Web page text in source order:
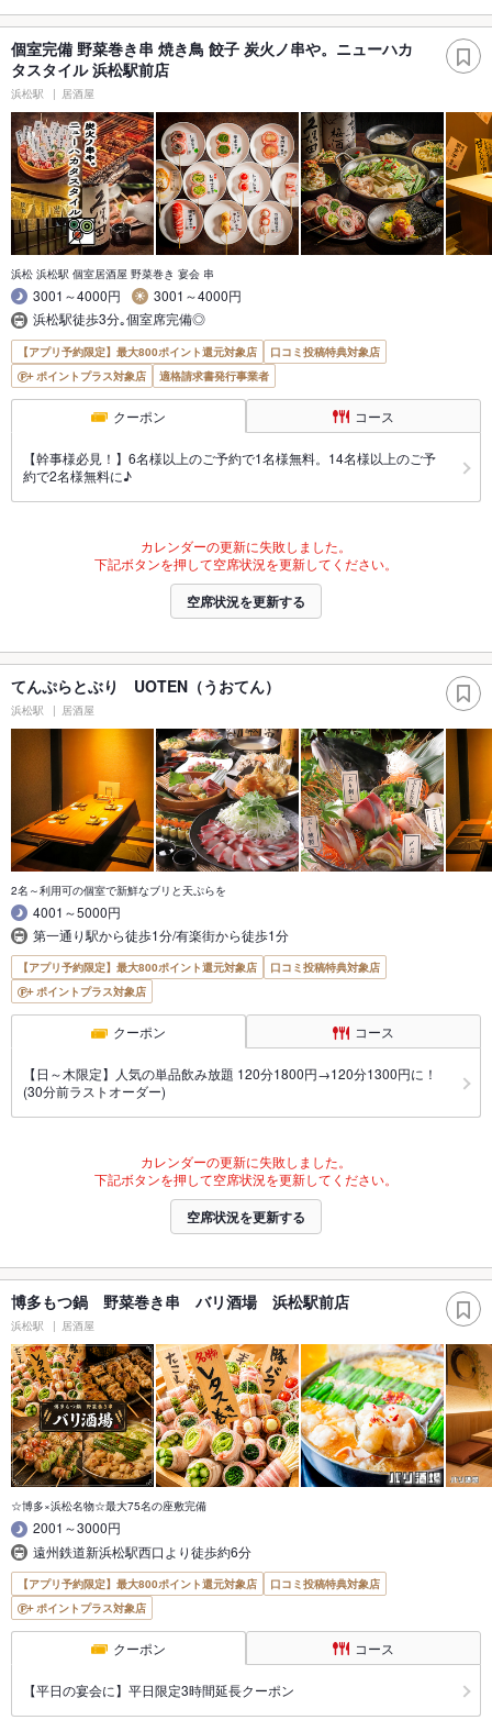
個室完備 野菜巻き串 焼き鳥 餃子 炭火ノ串や。ニューハカ
タスタイル 浜松駅前店
浜松駅 居酒屋
浜松 浜松駅 個室居酒屋 野菜巻き 宴会 串
3001～4000円
3001～4000円
浜松駅徒歩3分｡個室席完備◎
【アプリ予約限定】最大800ポイント還元対象店
口コミ投稿特典対象店
ポイントプラス対象店
適格請求書発行事業者
クーポン コース
【幹事様必見！】6名様以上のご予約で1名様無料。14名様以上のご予
約で2名様無料に♪
カレンダーの更新に失敗しました。
下記ボタンを押して空席状況を更新してください。
空席状況を更新する
てんぷらとぶり UOTEN（うおてん）
浜松駅 居酒屋
2名～利用可の個室で新鮮なブリと天ぷらを
4001～5000円
第一通り駅から徒歩1分/有楽街から徒歩1分
【アプリ予約限定】最大800ポイント還元対象店
口コミ投稿特典対象店
ポイントプラス対象店
クーポン コース
【日～木限定】人気の単品飲み放題 120分1800円→120分1300円に！
(30分前ラストオーダー)
カレンダーの更新に失敗しました。
下記ボタンを押して空席状況を更新してください。
空席状況を更新する
博多もつ鍋 野菜巻き串 バリ酒場 浜松駅前店
浜松駅 居酒屋
☆博多×浜松名物☆最大75名の座敷完備
2001～3000円
遠州鉄道新浜松駅西口より徒歩約6分
【アプリ予約限定】最大800ポイント還元対象店
口コミ投稿特典対象店
ポイントプラス対象店
クーポン コース
【平日の宴会に】平日限定3時間延長クーポン